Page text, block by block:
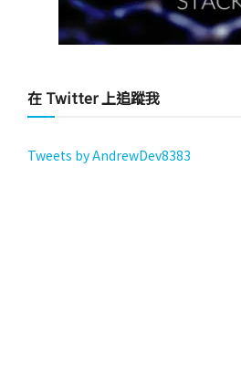
在 Twitter 上追蹤我
Tweets by AndrewDev8383